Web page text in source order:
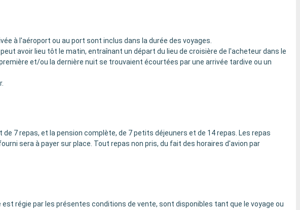
à l'aéroport ou au port sont inclus dans la durée des voyages.
avoir lieu tôt le matin, entraînant un départ du lieu de croisière de l'acheteur dans le
et/ou la dernière nuit se trouvaient écourtées par une arrivée tardive ou un
7 repas, et la pension complète, de 7 petits déjeuners et de 14 repas. Les repas
sera à payer sur place. Tout repas non pris, du fait des horaires d'avion par
régie par les présentes conditions de vente, sont disponibles tant que le voyage ou